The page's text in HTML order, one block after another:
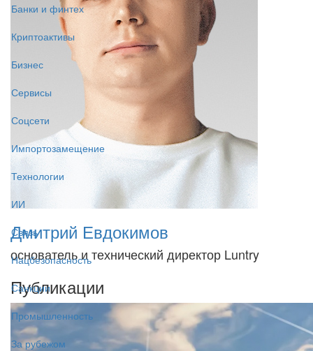
Банки и финтех
Криптоактивы
Бизнес
Сервисы
Соцсети
Импортозамещение
Технологии
ИИ
Связь
Нацбезопасность
Санкции
Промышленность
За рубежом
Дмитрий Евдокимов
основатель и технический директор Luntry
Публикации